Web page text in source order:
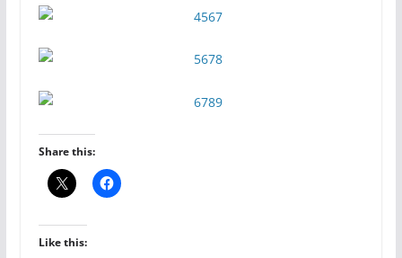
Share this:
Like this: